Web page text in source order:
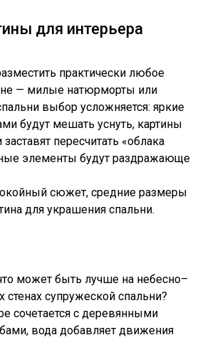
для интерьера
практически любое
— милые натюрморты или
выбор усложняется: яркие
будут мешать уснуть, картины
пересчитать «облака
элементы будут раздражающе
сюжет, средние размеры
для украшения спальни.
может быть лучше на небесно–
супружеской спальни?
сочетается с деревянными
вода добавляет движения